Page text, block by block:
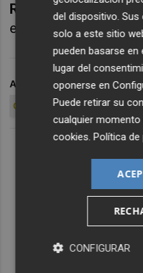
Ramosmarcó 4.052
en la lucha por los
ARCHIVADO EN CA FACSA
CAMPEONATO DE ESPAÑA
del dispositivo.
solo a este sitio
pueden basarse en
lugar del
oponerse en
Puede retirar su
cualquier
cookies .Política de
CONFIGURAR